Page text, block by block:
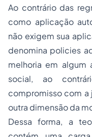
Ao contrário das
como aplicação
não exigem sua
denomina policies
melhoria em algum
social, ao
compromisso com a
outra dimensão da
Dessa forma, a